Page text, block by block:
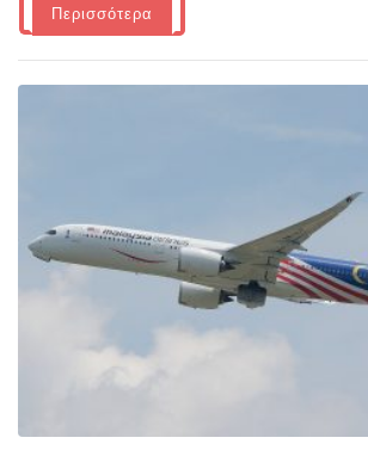
Περισσότερα